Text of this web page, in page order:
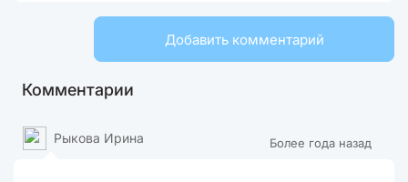
Добавить комментарий
Комментарии
Более года назад
Рыкова Ирина